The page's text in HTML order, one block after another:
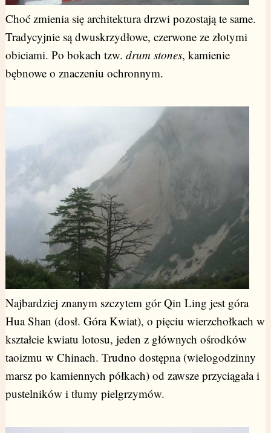
Choć zmienia się architektura drzwi pozostają te same.
Tradycyjnie są dwuskrzydłowe, czerwone ze złotymi
obiciami. Po bokach tzw. drum stones, kamienie
bębnowe o znaczeniu ochronnym.
Najbardziej znanym szczytem gór Qin Ling jest góra
Hua Shan (dosł. Góra Kwiat), o pięciu wierzchołkach w
kształcie kwiatu lotosu, jeden z głównych ośrodków
taoizmu w Chinach. Trudno dostępna (wielogodzinny
marsz po kamiennych półkach) od zawsze przyciągała i
pustelników i tłumy pielgrzymów.